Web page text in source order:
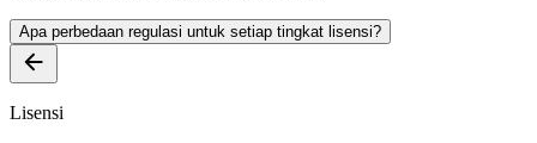
Apa perbedaan regulasi untuk setiap tingkat lisensi?
Lisensi